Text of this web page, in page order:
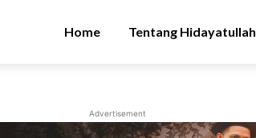
Home Tentang Hidayatullah
Advertisement